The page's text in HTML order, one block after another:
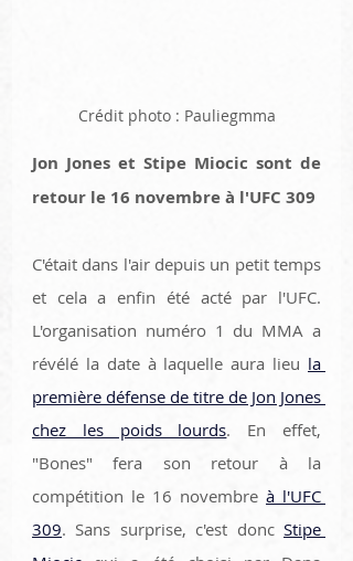
Crédit photo : Pauliegmma
Jon Jones et Stipe Miocic sont de
retour le 16 novembre à l'UFC 309
C'était dans l'air depuis un petit temps
et cela a enfin été acté par l'UFC.
L'organisation numéro 1 du MMA a
révélé la date à laquelle aura lieu la
première défense de titre de Jon Jones
chez les poids lourds. En effet,
"Bones" fera son retour à la
compétition le 16 novembre à l'UFC
309. Sans surprise, c'est donc Stipe